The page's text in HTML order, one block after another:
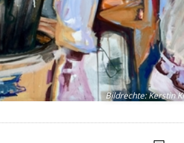
Bildrechte:Kerstin